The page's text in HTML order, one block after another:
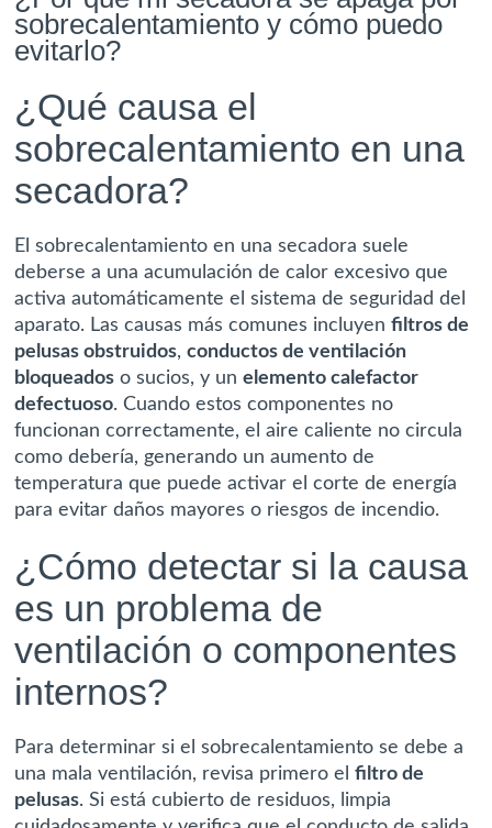
sobrecalentamiento y cómo puedo
evitarlo?
¿Qué causa el
sobrecalentamiento en una
secadora?
El sobrecalentamiento en una secadora suele
deberse a una acumulación de calor excesivo que
activa automáticamente el sistema de seguridad del
aparato. Las causas más comunes incluyenfiltros de
pelusas obstruidos,conductos de ventilación
bloqueados o sucios, y unelemento calefactor
defectuoso. Cuando estos componentes no
funcionan correctamente, el aire caliente no circula
como debería, generando un aumento de
temperatura que puede activar el corte de energía
para evitar daños mayores o riesgos de incendio.
¿Cómo detectar si la causa
es un problema de
ventilación o componentes
internos?
Para determinar si el sobrecalentamiento se debe a
una mala ventilación, revisa primero elfiltro de
pelusas. Si está cubierto de residuos, limpia